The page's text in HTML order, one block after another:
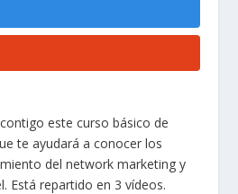
este curso básico de
te ayudará a conocer los
del network marketing y
Está repartido en 3 vídeos.